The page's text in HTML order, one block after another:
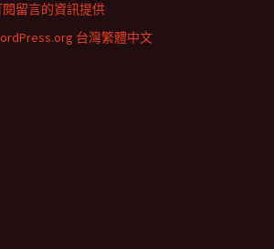
閱留言的資訊提供
台灣繁體中文